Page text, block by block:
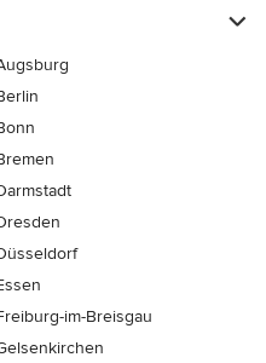
im-Breisgau